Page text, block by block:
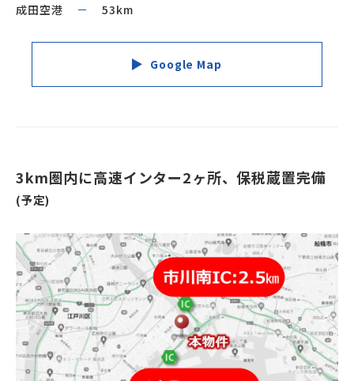
成田空港
53km
Google Map
3km圏内に高速インター2ヶ所、保税蔵置完備
(予定)